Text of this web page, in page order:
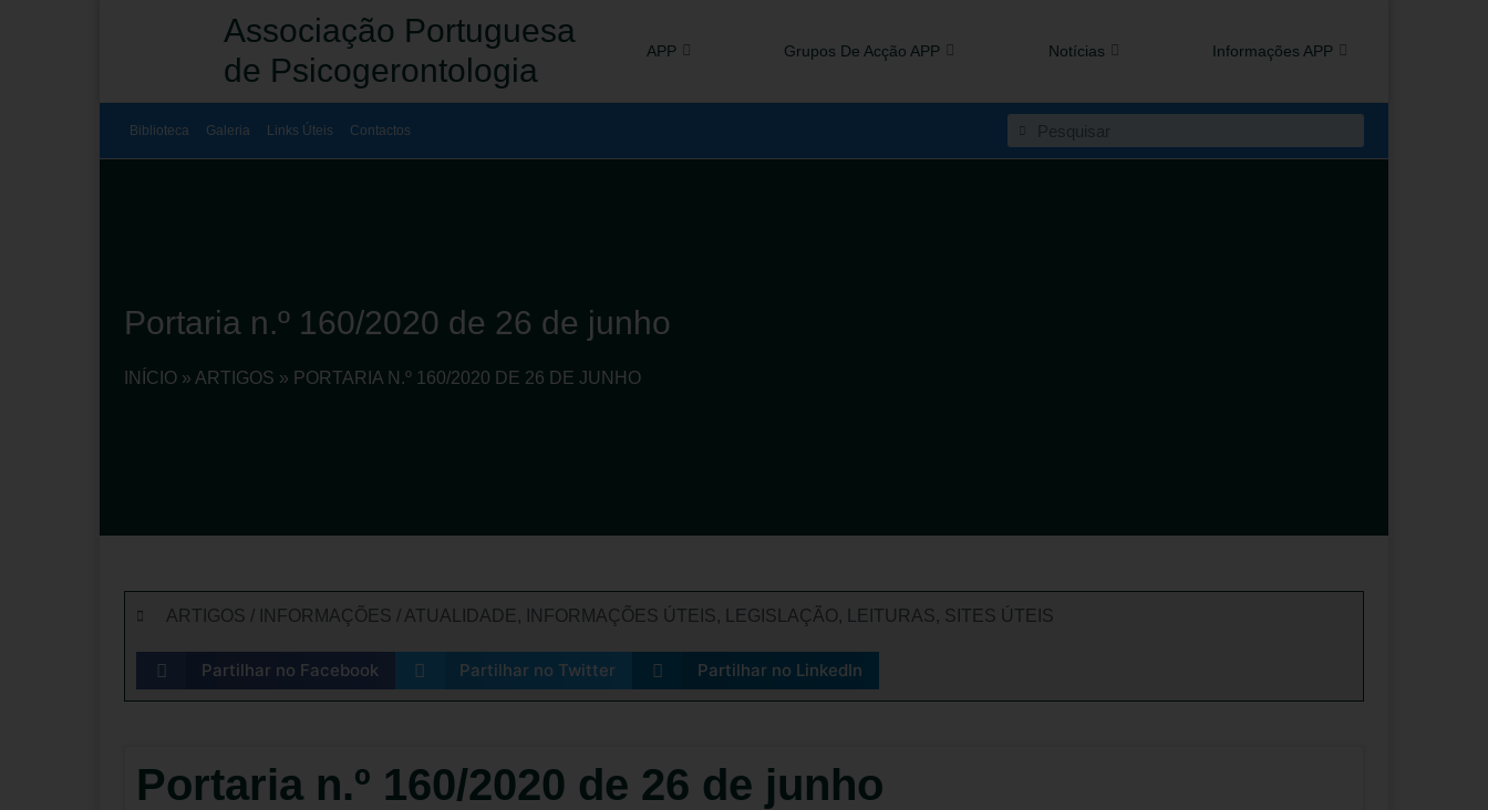
Associação Portuguesa
de Psicogerontologia
APP Grupos De Acção APP Notícias Informações APP
Biblioteca Galeria Links Úteis Contactos
Portaria n.º 160/2020 de 26 de junho
INÍCIO » ARTIGOS » PORTARIA N.º 160/2020 DE 26 DE JUNHO
ARTIGOS / INFORMAÇÕES / ATUALIDADE , INFORMAÇÕES ÚTEIS, LEGISLAÇÃO, LEITURAS, SITES ÚTEIS
Partilhar no Facebook Partilhar no Twitter Partilhar no LinkedIn
Portaria n.º 160/2020 de 26 de junho